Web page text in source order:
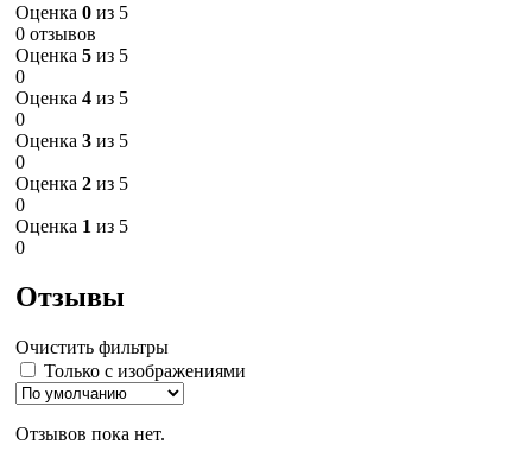
Оценка 0 из 5
0 отзывов
Оценка 5 из 5
0
Оценка 4 из 5
0
Оценка 3 из 5
0
Оценка 2 из 5
0
Оценка 1 из 5
0
Отзывы
Очистить фильтры
Только с изображениями
Отзывов пока нет.